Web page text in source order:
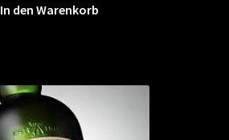
In den Warenkorb